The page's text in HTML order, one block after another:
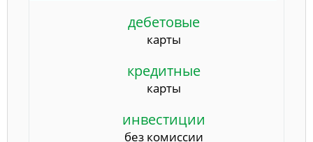
дебетовые
карты
кредитные
карты
инвестиции
без комиссии